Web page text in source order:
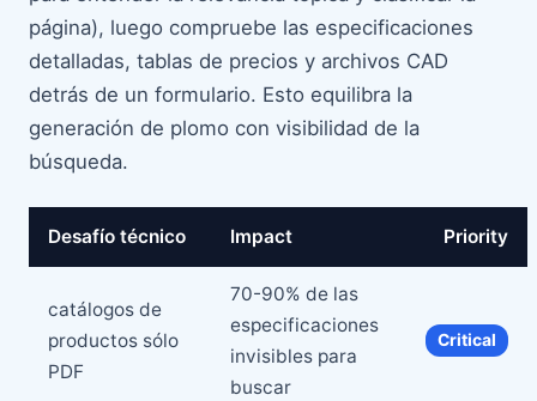
página), luego compruebe las especificaciones
detalladas, tablas de precios y archivos CAD
detrás de un formulario. Esto equilibra la
generación de plomo con visibilidad de la
búsqueda.
Desafío técnico Impact Priority
catálogos de
productos sólo
PDF
70-90% de las
especificaciones
invisibles para
buscar
Critical